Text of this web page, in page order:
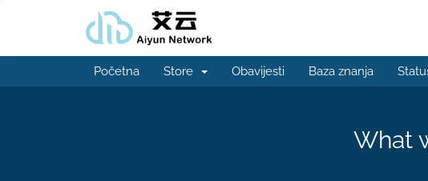
Početna Store Obavijesti Baza znanja
What